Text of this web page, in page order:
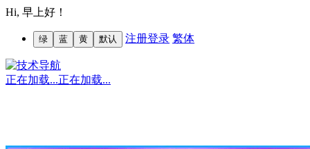
Hi, 早上好！
绿 蓝 黄 默认 注册登录 繁体
正在加载...正在加载...